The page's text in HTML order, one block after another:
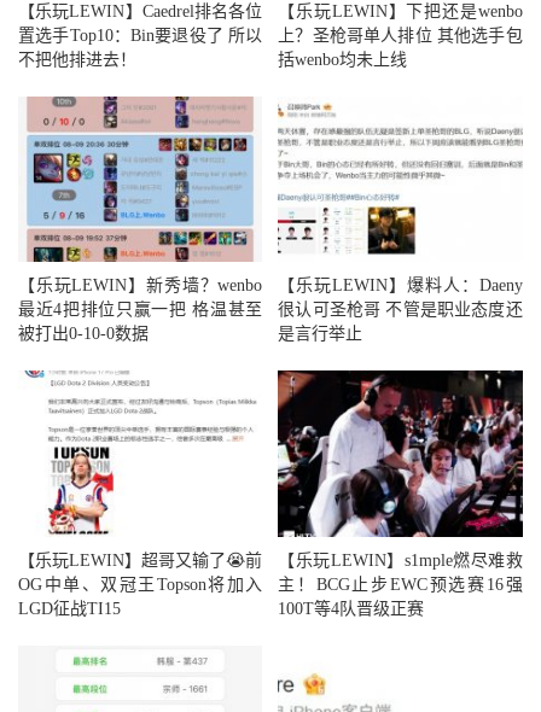
【乐玩LEWIN】Caedrel排名各位
置选手Top10：Bin要退役了 所以
不把他排进去！
【乐玩LEWIN】下把还是wenbo
上？圣枪哥单人排位 其他选手包
括wenbo均未上线
【乐玩LEWIN】新秀墙？wenbo
最近4把排位只赢一把 格温甚至
被打出0-10-0数据
【乐玩LEWIN】爆料人：Daeny
很认可圣枪哥 不管是职业态度还
是言行举止
【乐玩LEWIN】超哥又输了😭前
OG中单、双冠王Topson将加入
LGD征战TI15
【乐玩LEWIN】s1mple燃尽难救
主！BCG止步EWC预选赛16强
100T等4队晋级正赛